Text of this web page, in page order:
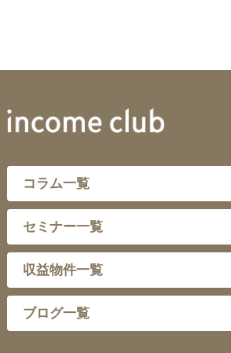
コラム一覧
セミナー一覧
収益物件一覧
ブログ一覧